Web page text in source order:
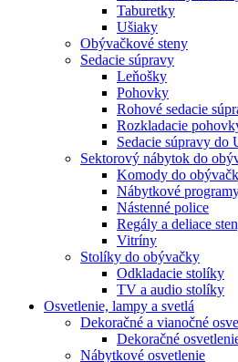
Taburetky
Ušiaky
Obývačkové steny
Sedacie súpravy
Leňošky
Pohovky
Rohové sedacie
Rozkladacie
Sedacie súpravy do
Sektorový nábytok do
Komody do
Nábytkové
Nástenné police
Regály a deliace
Vitríny
Stolíky do obývačky
Odkladacie stolíky
TV a audio stolíky
Osvetlenie, lampy a svetlá
Dekoračné a vianočné
Dekoračné
Nábytkové osvetlenie